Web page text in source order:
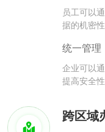
员工可以
据的机密
统一管理
企业可以
提高安全
跨区域